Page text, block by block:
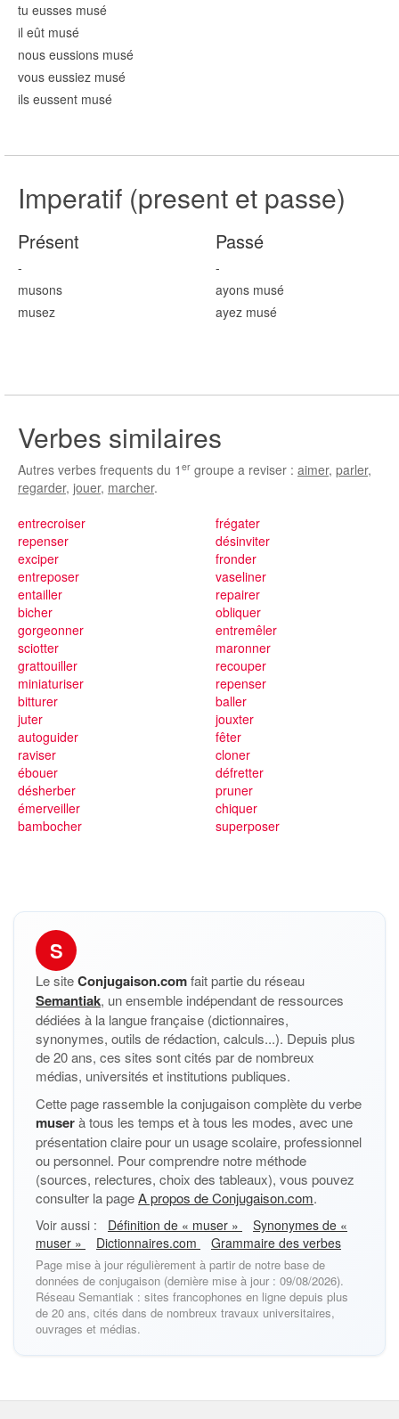
tu eusses musé
il eût musé
nous eussions musé
vous eussiez musé
ils eussent musé
Imperatif (present et passe)
Présent
-
musons
musez
Passé
-
ayons musé
ayez musé
Verbes similaires
Autres verbes frequents du 1 er groupe a reviser : aimer, parler,
regarder, jouer, marcher.
entrecroiser
repenser
exciper
entreposer
entailler
bicher
gorgeonner
sciotter
grattouiller
frégater
désinviter
fronder
vaseliner
repairer
obliquer
entremêler
maronner
recouper
miniaturiser
bitturer
juter
autoguider
raviser
ébouer
désherber
émerveiller
bambocher
repenser
baller
jouxter
fêter
cloner
défretter
pruner
chiquer
superposer
S
Le siteConjugaison.comfait partie du réseau
Semantiak, un ensemble indépendant de ressources
dédiées à la langue française (dictionnaires,
synonymes, outils de rédaction, calculs...). Depuis plus
de 20 ans, ces sites sont cités par de nombreux
médias, universités et institutions publiques.
Cette page rassemble la conjugaison complète du verbe
muserà tous les temps et à tous les modes, avec une
présentation claire pour un usage scolaire, professionnel
ou personnel. Pour comprendre notre méthode
(sources, relectures, choix des tableaux), vous pouvez
consulter la pageA propos de Conjugaison.com.
Voir aussi : Définition de « muser »
Synonymes de «
muser »
Dictionnaires.com Grammaire des verbes
Page mise à jour régulièrement à partir de notre base de
données de conjugaison (dernière mise à jour : 09/08/2026).
Réseau Semantiak : sites francophones en ligne depuis plus
de 20 ans, cités dans de nombreux travaux universitaires,
ouvrages et médias.